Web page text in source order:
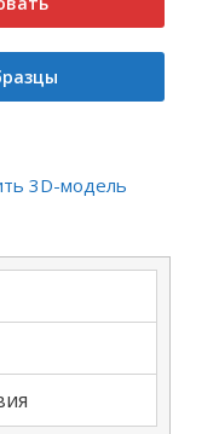
3D-модель